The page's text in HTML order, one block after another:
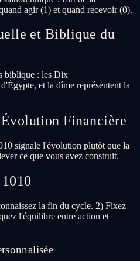
agir (1) et quand recevoir (0).
et Biblique du
biblique : les Dix
et la dîme représentent la
Financière
signale l'évolution plutôt que la
ce que vous avez construit.
la fin du cycle. 2) Fixez
l'équilibre entre action et